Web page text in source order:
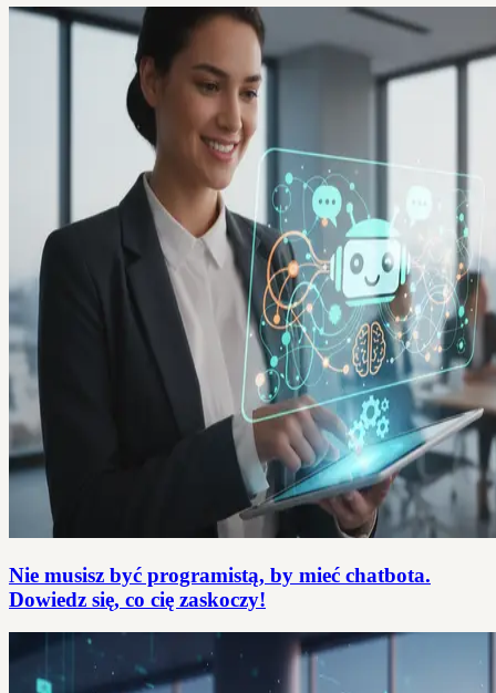
Nie musisz być programistą, by mieć chatbota.
Dowiedz się, co cię zaskoczy!